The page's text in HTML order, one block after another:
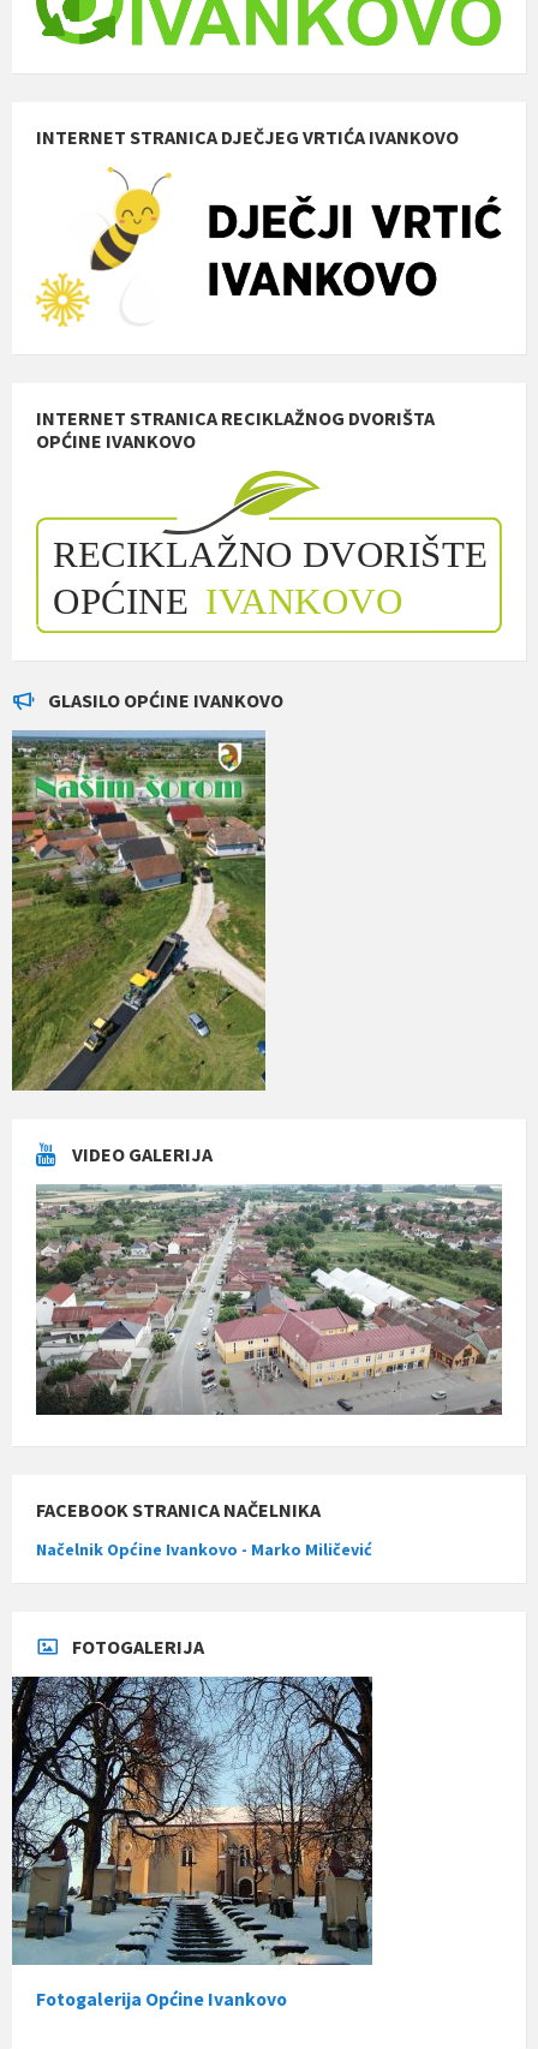
INTERNET STRANICA DJEČJEG VRTIĆA IVANKOVO
INTERNET STRANICA RECIKLAŽNOG DVORIŠTA
OPĆINE IVANKOVO
GLASILO OPĆINE IVANKOVO
VIDEO GALERIJA
FACEBOOK STRANICA NAČELNIKA
Načelnik Općine Ivankovo - Marko Miličević
FOTOGALERIJA
Fotogalerija Općine Ivankovo